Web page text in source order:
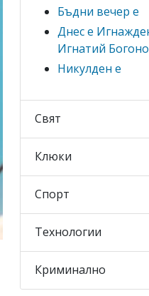
Бъдни вечер е
Днес е
Игнатий
Никулден е
Свят
Клюки
Спорт
Технологии
Криминално